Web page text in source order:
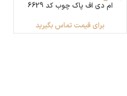
ام دی اف پاک چوب کد 6629
برای قیمت تماس بگیرید